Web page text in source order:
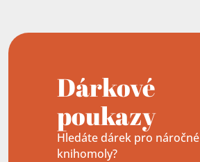
Dárkové
poukazy
Hledáte dárek pro náročné
knihomoly?